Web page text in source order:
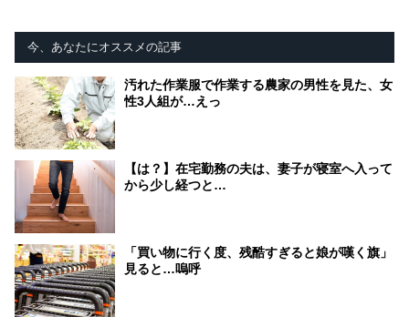
今、あなたにオススメの記事
汚れた作業服で作業する農家の男性を見た、女
性3人組が…えっ
【は？】在宅勤務の夫は、妻子が寝室へ入って
から少し経つと…
「買い物に行く度、残酷すぎると娘が嘆く旗」
見ると…嗚呼